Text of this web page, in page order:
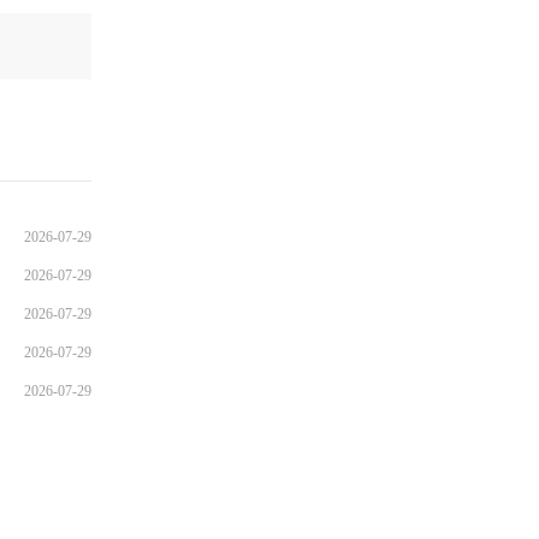
2026-07-29
2026-07-29
2026-07-29
2026-07-29
2026-07-29